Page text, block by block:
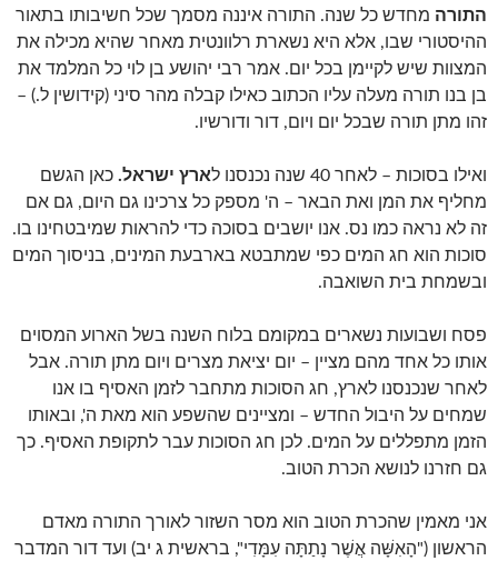
התורה מחדש כל שנה. התורה איננה מסמך שכל חשיבותו בתאור
ההיסטורי שבו, אלא היא נשארת רלוונטית מאחר שהיא מכילה את
המצוות שיש לקיימן בכל יום. אמר רבי יהושע בן לוי כל המלמד את
בן בנו תורה מעלה עליו הכתוב כאילו קבלה מהר סיני (קידושין ל.) –
זהו מתן תורה שבכל יום ויום, דור ודורשיו.
ואילו בסוכות – לאחר 40 שנה נכנסנו ל ארץ ישראל. כאן הגשם
מחליף את המן ואת הבאר – ה' מספק כל צרכינו גם היום, גם אם
זה לא נראה כמו נס. אנו יושבים בסוכה כדי להראות שמיבטחינו בו.
סוכות הוא חג המים כפי שמתבטא בארבעת המינים, בניסוך המים
ובשמחת בית השואבה.
פסח ושבועות נשארים במקומם בלוח השנה בשל הארוע המסוים
אותו כל אחד מהם מציין – יום יציאת מצרים ויום מתן תורה. אבל
לאחר שנכנסנו לארץ, חג הסוכות מתחבר לזמן האסיף בו אנו
שמחים על היבול החדש – ומציינים שהשפע הוא מאת ה', ובאותו
הזמן מתפללים על המים. לכן חג הסוכות עבר לתקופת האסיף. כך
גם חזרנו לנושא הכרת הטוב.
אני מאמין שהכרת הטוב הוא מסר השזור לאורך התורה מאדם
הראשון ("הָאִשָּׁה אֲשֶׁר נָתַתָּה עִמָּדִי", בראשית ג יב) ועד דור המדבר